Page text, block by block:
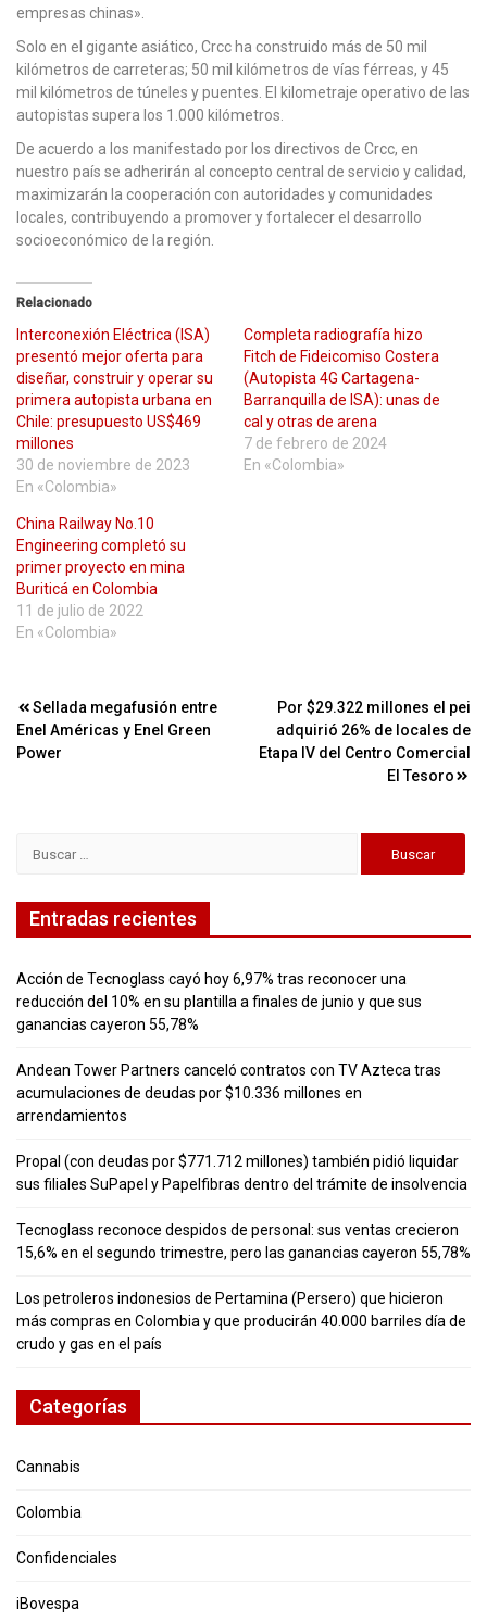
empresas chinas».
Solo en el gigante asiático, Crcc ha construido más de 50 mil
kilómetros de carreteras; 50 mil kilómetros de vías férreas, y 45
mil kilómetros de túneles y puentes. El kilometraje operativo de las
autopistas supera los 1.000 kilómetros.
De acuerdo a los manifestado por los directivos de Crcc, en
nuestro país se adherirán al concepto central de servicio y calidad,
maximizarán la cooperación con autoridades y comunidades
locales, contribuyendo a promover y fortalecer el desarrollo
socioeconómico de la región.
Relacionado
Interconexión Eléctrica (ISA)
presentó mejor oferta para
diseñar, construir y operar su
primera autopista urbana en
Chile: presupuesto US$469
millones
30 de noviembre de 2023
En «Colombia»
Completa radiografía hizo
Fitch de Fideicomiso Costera
(Autopista 4G Cartagena-
Barranquilla de ISA): unas de
cal y otras de arena
7 de febrero de 2024
En «Colombia»
China Railway No.10
Engineering completó su
primer proyecto en mina
Buriticá en Colombia
11 de julio de 2022
En «Colombia»
Navegación
de
Sellada megafusión entre
Enel Américas y Enel Green
Power
Por $29.322 millones el pei
adquirió 26% de locales de
Etapa IV del Centro Comercial
El Tesoro
Entradas recientes
Acción de Tecnoglass cayó hoy 6,97% tras reconocer una
reducción del 10% en su plantilla a finales de junio y que sus
ganancias cayeron 55,78%
Andean Tower Partners canceló contratos con TV Azteca tras
acumulaciones de deudas por $10.336 millones en
arrendamientos
Propal (con deudas por $771.712 millones) también pidió liquidar
sus filiales SuPapel y Papelfibras dentro del trámite de insolvencia
Tecnoglass reconoce despidos de personal: sus ventas crecieron
15,6% en el segundo trimestre, pero las ganancias cayeron 55,78%
Los petroleros indonesios de Pertamina (Persero) que hicieron
más compras en Colombia y que producirán 40.000 barriles día de
crudo y gas en el país
Categorías
Cannabis
Colombia
Confidenciales
iBovespa